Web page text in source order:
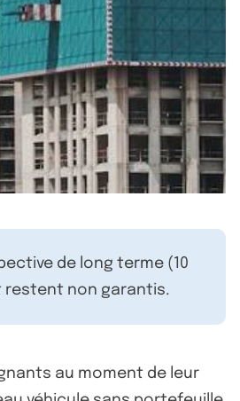
de long terme (10
restent non garantis.
au moment de leur